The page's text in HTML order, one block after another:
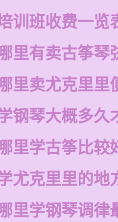
训班收费一览
里有卖古筝琴
里卖尤克里里
钢琴大概多久
里学古筝比较
尤克里里的地
里学钢琴调律